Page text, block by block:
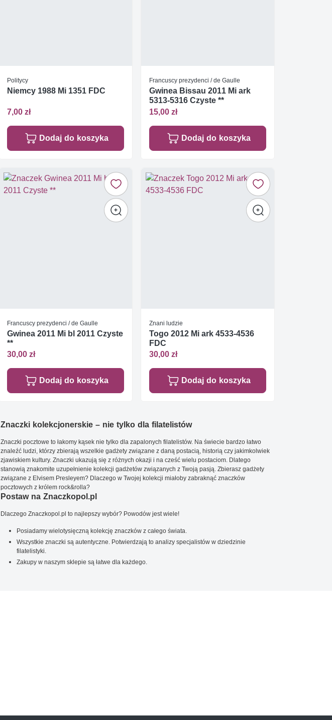
Politycy
Niemcy 1988 Mi 1351 FDC
7,00 zł
Dodaj do koszyka
Francuscy prezydenci / de Gaulle
Gwinea Bissau 2011 Mi ark
5313-5316 Czyste **
15,00 zł
Dodaj do koszyka
Francuscy prezydenci / de Gaulle
Gwinea 2011 Mi bl 2011 Czyste
**
30,00 zł
Dodaj do koszyka
Znani ludzie
Togo 2012 Mi ark 4533-4536
FDC
30,00 zł
Dodaj do koszyka
Znaczki kolekcjonerskie – nie tylko dla filatelistów
Znaczki pocztowe to łakomy kąsek nie tylko dla zapalonych filatelistów. Na świecie bardzo łatwo
znaleźć ludzi, którzy zbierają wszelkie gadżety związane z daną postacią, historią czy jakimkolwiek
zjawiskiem kultury. Znaczki ukazują się z różnych okazji i na cześć wielu postaciom. Dlatego
stanowią znakomite uzupełnienie kolekcji gadżetów związanych z Twoją pasją. Zbierasz gadżety
związane z Elvisem Presleyem? Dlaczego w Twojej kolekcji miałoby zabraknąć znaczków
pocztowych z królem rock&rolla?
Postaw na Znaczkopol.pl
Dlaczego Znaczkopol.pl to najlepszy wybór? Powodów jest wiele!
Posiadamy wielotysięczną kolekcję znaczków z całego świata.
Wszystkie znaczki są autentyczne. Potwierdzają to analizy specjalistów w dziedzinie
filatelistyki.
Zakupy w naszym sklepie są łatwe dla każdego.